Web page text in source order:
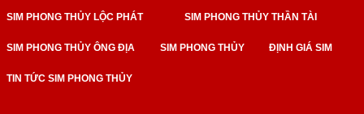
SIM PHONG THỦY LỘC PHÁT SIM PHONG THỦY THẦN TÀI
SIM PHONG THỦY ÔNG ĐỊA SIM PHONG THỦY ĐỊNH GIÁ SIM
TIN TỨC SIM PHONG THỦY